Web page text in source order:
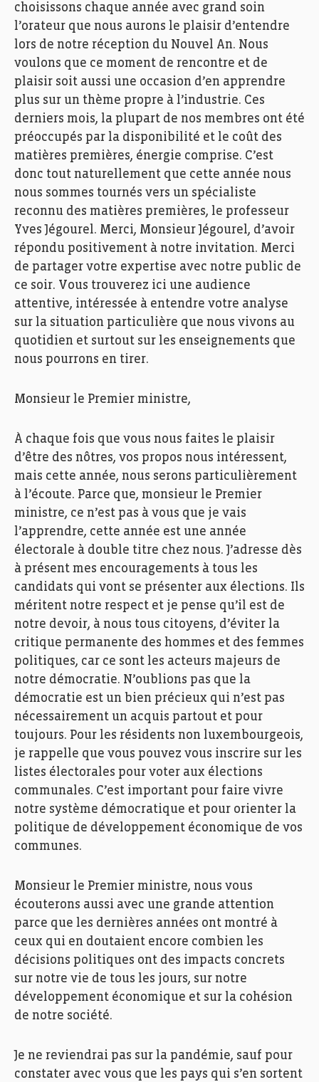
choisissons chaque année avec grand soin
l’orateur que nous aurons le plaisir d’entendre
lors de notre réception du Nouvel An. Nous
voulons que ce moment de rencontre et de
plaisir soit aussi une occasion d’en apprendre
plus sur un thème propre à l’industrie. Ces
derniers mois, la plupart de nos membres ont été
préoccupés par la disponibilité et le coût des
matières premières, énergie comprise. C’est
donc tout naturellement que cette année nous
nous sommes tournés vers un spécialiste
reconnu des matières premières, le professeur
Yves Jégourel. Merci, Monsieur Jégourel, d’avoir
répondu positivement à notre invitation. Merci
de partager votre expertise avec notre public de
ce soir. Vous trouverez ici une audience
attentive, intéressée à entendre votre analyse
sur la situation particulière que nous vivons au
quotidien et surtout sur les enseignements que
nous pourrons en tirer.
Monsieur le Premier ministre,
À chaque fois que vous nous faites le plaisir
d’être des nôtres, vos propos nous intéressent,
mais cette année, nous serons particulièrement
à l’écoute. Parce que, monsieur le Premier
ministre, ce n’est pas à vous que je vais
l’apprendre, cette année est une année
électorale à double titre chez nous. J’adresse dès
à présent mes encouragements à tous les
candidats qui vont se présenter aux élections. Ils
méritent notre respect et je pense qu’il est de
notre devoir, à nous tous citoyens, d’éviter la
critique permanente des hommes et des femmes
politiques, car ce sont les acteurs majeurs de
notre démocratie. N’oublions pas que la
démocratie est un bien précieux qui n’est pas
nécessairement un acquis partout et pour
toujours. Pour les résidents non luxembourgeois,
je rappelle que vous pouvez vous inscrire sur les
listes électorales pour voter aux élections
communales. C’est important pour faire vivre
notre système démocratique et pour orienter la
politique de développement économique de vos
communes.
Monsieur le Premier ministre, nous vous
écouterons aussi avec une grande attention
parce que les dernières années ont montré à
ceux qui en doutaient encore combien les
décisions politiques ont des impacts concrets
sur notre vie de tous les jours, sur notre
développement économique et sur la cohésion
de notre société.
Je ne reviendrai pas sur la pandémie, sauf pour
constater avec vous que les pays qui s’en sortent